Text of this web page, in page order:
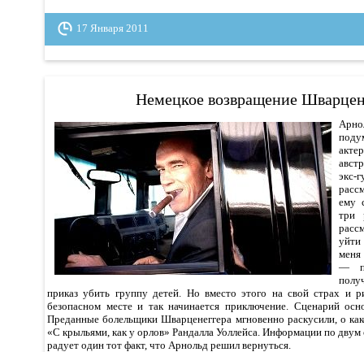
17 Января 2011
Немецкое возвращение
экс-
ему
три
уйти
меня
—
приказ убить группу детей. Но вместо этого на свой страх и
безопасном месте и так начинается приключение. Сценарий
Преданные болельщики Шварценеггера мгновенно раскусили, о
«С крыльями, как у орлов» Рандалла Уоллейса. Информации по
радует один тот факт, что Арнольд решил вернуться.